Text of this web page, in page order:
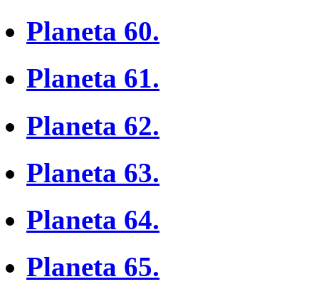
Planeta 60.
Planeta 61.
Planeta 62.
Planeta 63.
Planeta 64.
Planeta 65.